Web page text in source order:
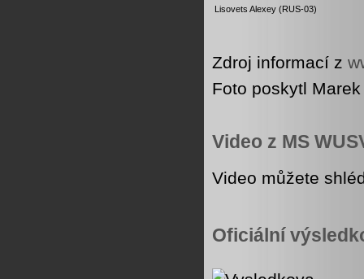
Lisovets Alexey (RUS-03)
Zdroj informací z
Foto poskytl
Video z MS
Video můžete
Oficiální